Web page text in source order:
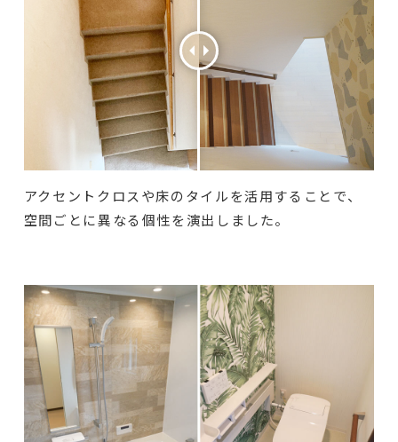
アクセントクロスや床のタイルを活用することで、
空間ごとに異なる個性を演出しました。